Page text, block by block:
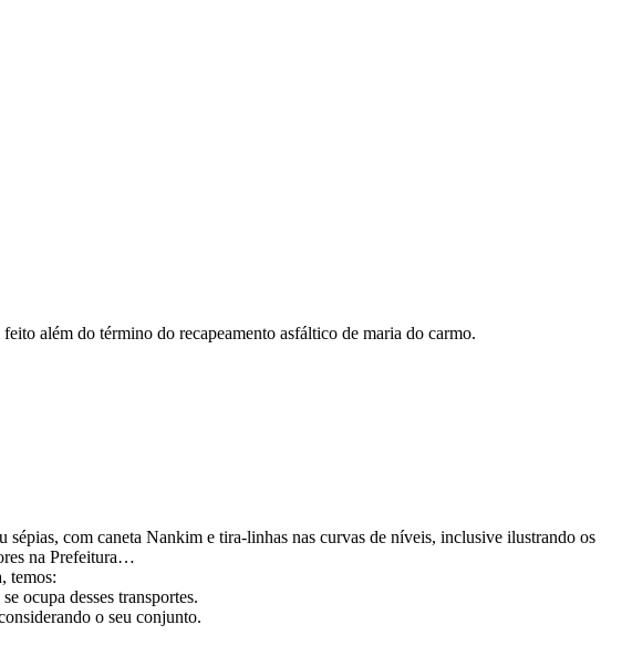
além do término do recapeamento asfáltico de maria do carmo.
sépias, com caneta Nankim e tira-linhas nas curvas de níveis, inclusive ilustrando os
na Prefeitura…
temos:
ocupa desses transportes.
o seu conjunto.